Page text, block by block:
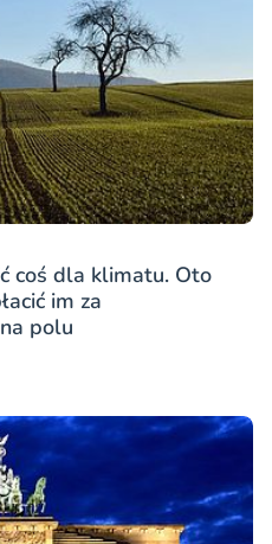
coś dla klimatu. Oto
im za
polu